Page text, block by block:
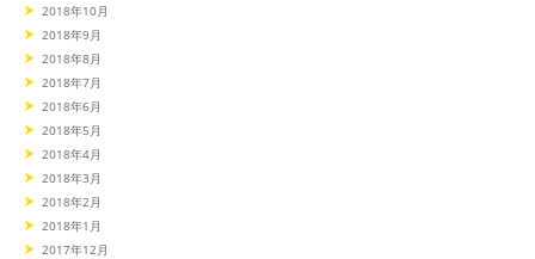
2018年10月
2018年9月
2018年8月
2018年7月
2018年6月
2018年5月
2018年4月
2018年3月
2018年2月
2018年1月
2017年12月